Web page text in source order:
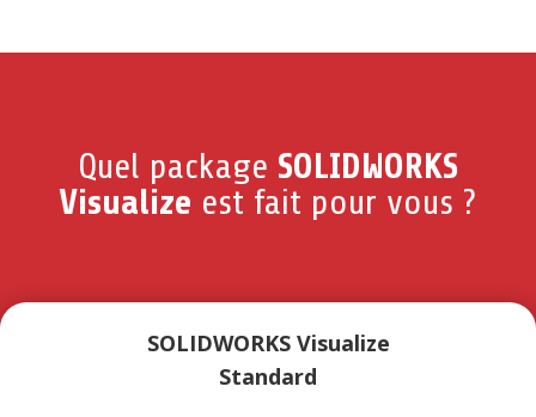
Quel package SOLIDWORKS
Visualize est fait pour vous ?
SOLIDWORKS Visualize
Standard